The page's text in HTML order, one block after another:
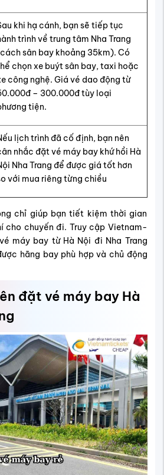
khi hạ cánh, bạn sẽ tiếp tục
trình về trung tâm Nha Trang
sân bay khoảng 35km). Có
chọn xe buýt sân bay, taxi hoặc
công nghệ. Giá vé dao động từ
– 300.000đ tùy loại
tiện.
lịch trình đã cố định, bạn nên
nhắc đặt vé máy bay khứ hồi Hà
Nha Trang để được giá tốt hơn
với mua riêng từng chiều
chỉ giúp bạn tiết kiệm thời gian
cho chuyến đi. Truy cập Vietnam-
máy bay từ Hà Nội đi Nha Trang
hãng bay phù hợp và chủ động
đặt vé máy bay Hà